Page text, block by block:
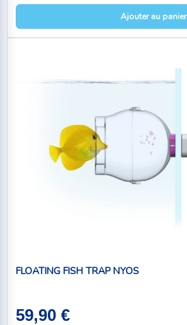
Ajouter au panier
FLOATING FISH TRAP NYOS
59,90 €